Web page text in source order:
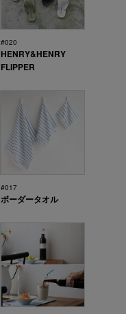
#020
HENRY&HENRY
FLIPPER
#017
ボーダータオル